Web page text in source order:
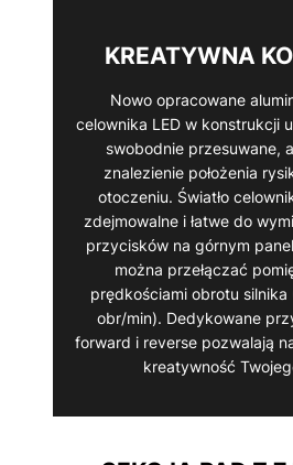
KREATYWNA
Nowo opracowane
celownika LED w konstrukcji
swobodnie przesuwane,
znalezienie położenia
otoczeniu. Światło
zdejmowalne i łatwe do
przycisków na górnym
można przełączać
prędkościami obrotu
obr/min). Dedykowane
forward i reverse pozwalają
kreatywność